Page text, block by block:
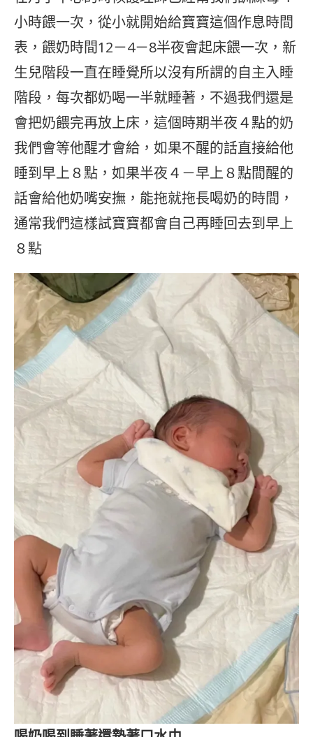
小時餵一次，從小就開始給寶寶這個作息時間
表，餵奶時間12－4－8半夜會起床餵一次，新
生兒階段一直在睡覺所以沒有所謂的自主入睡
階段，每次都奶喝一半就睡著，不過我們還是
會把奶餵完再放上床，這個時期半夜４點的奶
我們會等他醒才會給，如果不醒的話直接給他
睡到早上８點，如果半夜４－早上８點間醒的
話會給他奶嘴安撫，能拖就拖長喝奶的時間，
通常我們這樣試寶寶都會自己再睡回去到早上
８點